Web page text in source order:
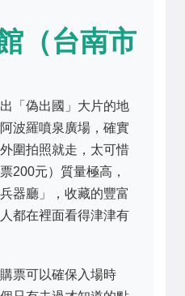
（台南市
「偽出國」大片的地
波羅噴泉廣場，確實
圍拍照就走，太可惜
200元）質量極高，
器廳」，收藏的豐富
都在裡面看得津津有
票可以確保入場時